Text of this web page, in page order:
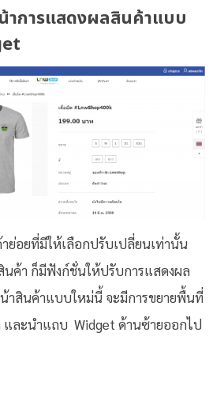
าการแสดงผลสินค้าแบบ
ย่อยที่มีให้เลือกปรับเปลี่ยนเท่านั้น
ค้า ก็มีฟังก์ชั่นให้ปรับการแสดงผล
าสินค้าแบบใหม่นี้ จะมีการขยายพื้นที่
และนำแถบ Widget ด้านซ้ายออกไป